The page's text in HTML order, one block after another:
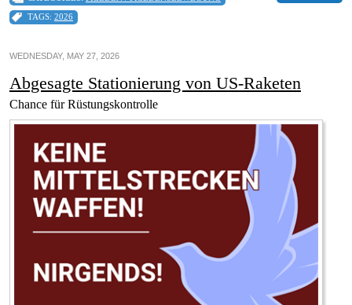
TAGS: 2026
WEDNESDAY, MAY 27, 2026
Abgesagte Stationierung von US-Raketen
Chance für Rüstungskontrolle